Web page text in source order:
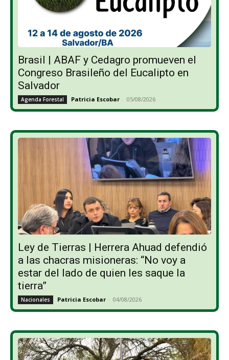
Brasil | ABAF y Cedagro promueven el
Congreso Brasileño del Eucalipto en
Salvador
Agenda Forestal Patricia Escobar - 05/08/2026
Ley de Tierras | Herrera Ahuad defendió
a las chacras misioneras: “No voy a
estar del lado de quien les saque la
tierra”
Nacionales Patricia Escobar - 04/08/2026